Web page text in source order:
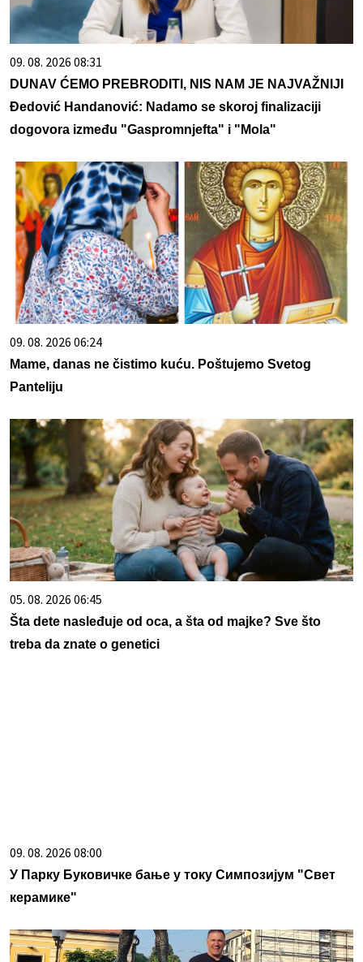
09. 08. 2026 08:31
DUNAV ĆEMO PREBRODITI, NIS NAM JE NAJVAŽNIJI
Đedović Handanović: Nadamo se skoroj finalizaciji
dogovora između "Gaspromnjefta" i "Mola"
09. 08. 2026 06:24
Mame, danas ne čistimo kuću. Poštujemo Svetog
Panteliju
05. 08. 2026 06:45
Šta dete nasleđuje od oca, a šta od majke? Sve što
treba da znate o genetici
09. 08. 2026 08:00
У Парку Буковичке бање у току Симпозијум "Свет
керамике"